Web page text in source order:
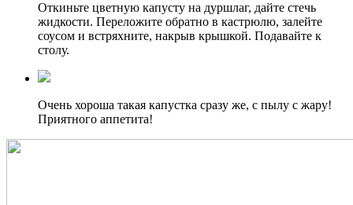
Откиньте цветную капусту на дуршлаг, дайте стечь
жидкости. Переложите обратно в кастрюлю, залейте
соусом и встряхните, накрыв крышкой. Подавайте к
столу.
Очень хороша такая капустка сразу же, с пылу с жару!
Приятного аппетита!